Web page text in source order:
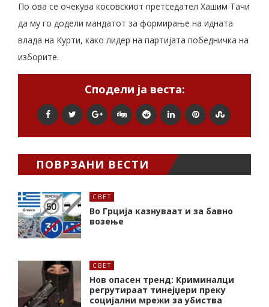
По ова се очекува косовскиот претседател Хашим Тачи
да му го додели мандатот за формирање на идната
влада на Курти, како лидер на партијата победничка на
изборите.
Сподели ја веста:
ПОВРЗАНИ ВЕСТИ
СВЕТ
Во Грција казнуваат и за бавно
возење
СВЕТ
Нов опасен тренд: Криминалци
регрутираат тинејџери преку
социјални мрежи за убиства